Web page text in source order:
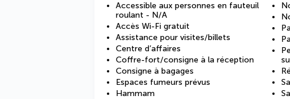
Accessible aux personnes en fauteuil
roulant - N/A
Accès Wi-Fi gratuit
Assistance pour visites/billets
Centre d’affaires
Coffre-fort/consigne à la réception
Consigne à bagages
Espaces fumeurs prévus
Hammam